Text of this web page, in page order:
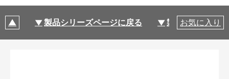
製品シリーズページに戻る 製品仕様
お気に入り